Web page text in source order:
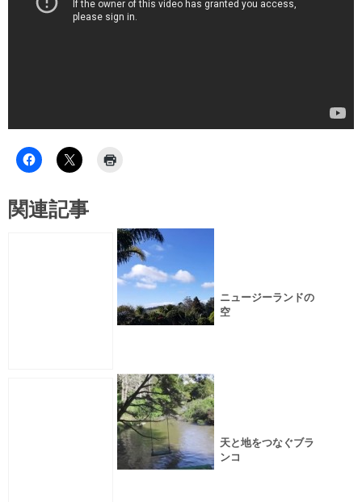
関連記事
ニュージーランドの
空
天と地をつなぐブラ
ンコ